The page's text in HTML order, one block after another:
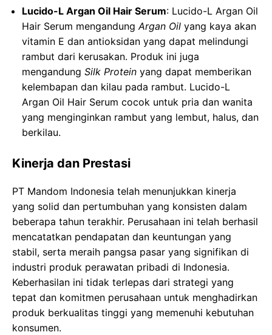
Lucido-L Argan Oil Hair Serum: Lucido-L Argan Oil
Hair Serum mengandungArgan Oil yang kaya akan
vitamin E dan antioksidan yang dapat melindungi
rambut dari kerusakan. Produk ini juga
mengandung Silk Protein yang dapat memberikan
kelembapan dan kilau pada rambut. Lucido-L
Argan Oil Hair Serum cocok untuk pria dan wanita
yang menginginkan rambut yang lembut, halus, dan
berkilau.
Kinerja dan Prestasi
PT Mandom Indonesia telah menunjukkan kinerja
yang solid dan pertumbuhan yang konsisten dalam
beberapa tahun terakhir. Perusahaan ini telah berhasil
mencatatkan pendapatan dan keuntungan yang
stabil, serta meraih pangsa pasar yang signifikan di
industri produk perawatan pribadi di Indonesia.
Keberhasilan ini tidak terlepas dari strategi yang
tepat dan komitmen perusahaan untuk menghadirkan
produk berkualitas tinggi yang memenuhi kebutuhan
konsumen.